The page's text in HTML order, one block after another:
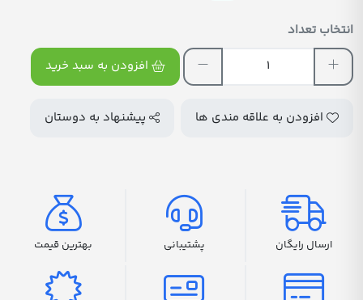
انتخاب تعداد
افزودن به سبد خرید
افزودن به علاقه مندی ها پیشنهاد به دوستان
ارسال رایگان پشتیبانی بهترین قیمت